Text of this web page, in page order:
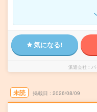
気になる!
派遣会社 パ
未読 掲載日 2026/08/09